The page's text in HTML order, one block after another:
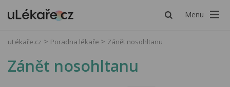
Menu
uLékaře.cz Poradna lékaře Zánět nosohltanu
Zánět nosohltanu